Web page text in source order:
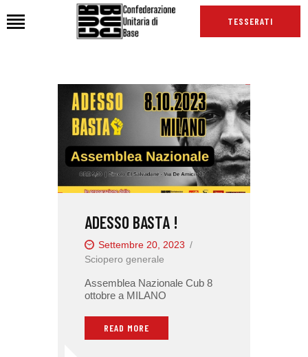
TESSERATI
HOME
CHI SIAMO
SEDI
NEWS
PODCAST CUB
INTERNAZIONALE
RASSEGNA STAMPA
ADESSO BASTA !
Settembre 20, 2023
Sciopero generale
Assemblea Nazionale Cub 8
ottobre a MILANO
READ MORE